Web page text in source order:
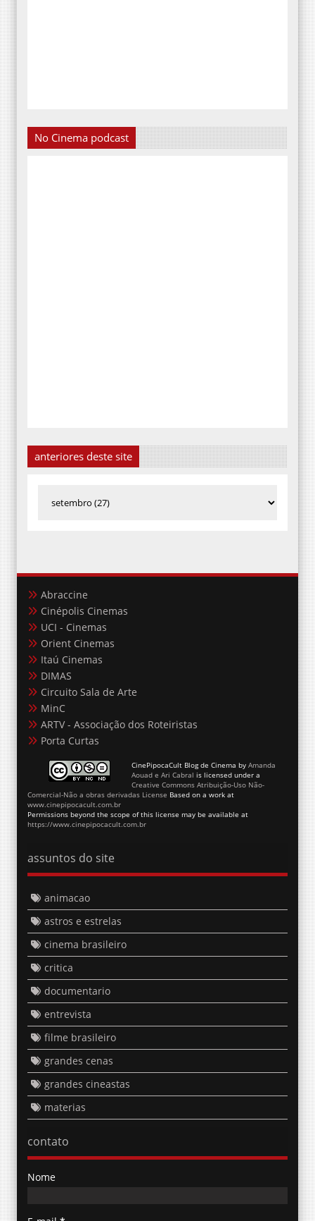
No Cinema podcast
anteriores deste site
Abraccine
Cinépolis Cinemas
UCI - Cinemas
Orient Cinemas
Itaú Cinemas
DIMAS
Circuito Sala de Arte
MinC
ARTV - Associação dos Roteiristas
Porta Curtas
CinePipocaCult Blog de Cinema by Amanda
Aouad e Ari Cabral is licensed under a
Creative Commons Atribuição-Uso Não-
Comercial-Não a obras derivadas License Based on a work at
www.cinepipocacult.com.br
Permissions beyond the scope of this license may be available at
https://www.cinepipocacult.com.br
assuntos do site
animacao
astros e estrelas
cinema brasileiro
critica
documentario
entrevista
filme brasileiro
grandes cenas
grandes cineastas
materias
contato
Nome